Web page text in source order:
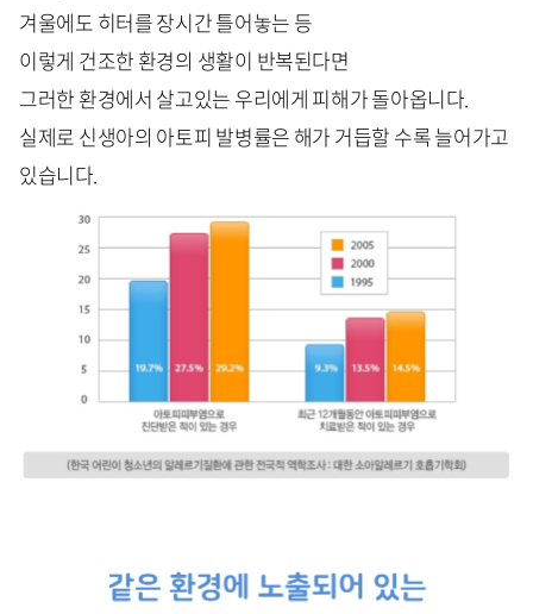
겨울에도 히터를 장시간 틀어놓는 등
이렇게 건조한 환경의 생활이 반복된다면
그러한 환경에서 살고있는 우리에게 피해가 돌아옵니다.
실제로 신생아의 아토피 발병률은 해가 거듭할 수록 늘어가고
있습니다.